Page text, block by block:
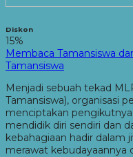
Diskon
15%
Membaca Tamansiswa
Tamansiswa
Menjadi sebuah tekad
Tamansiswa), organisasi
menciptakan
mendidik diri sendiri dan
kebahagiaan hadir dalam
merawat kebudayaannya